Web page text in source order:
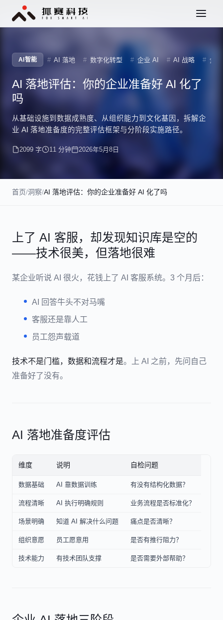
AI智能 AI 落地 数字化转型 企业 AI AI 战略 企
AI 落地评估：你的企业准备好 AI 化了
吗
从基础设施到数据成熟度、从组织能力到文化基因，拆解企
业 AI 落地准备度的完整评估框架与分阶段实施路径。
2099 字 11 分钟 2026年5月8日
首页/洞察/AI 落地评估：你的企业准备好 AI 化了吗
上了 AI 客服，却发现知识库是空的
——技术很美，但落地很难
某企业听说 AI 很火，花钱上了 AI 客服系统。3 个月后：
AI 回答牛头不对马嘴
客服还是靠人工
员工怨声载道
技术不是门槛，数据和流程才是。上 AI 之前，先问自己
准备好了没有。
AI 落地准备度评估
维度 说明 自检问题
数据基础 AI 靠数据训练 有没有结构化数据？
流程清晰 AI 执行明确规则 业务流程是否标准化？
场景明确 知道 AI 解决什么问题 痛点是否清晰？
组织意愿 员工愿意用 是否有推行阻力？
技术能力 有技术团队支撑 是否需要外部帮助？